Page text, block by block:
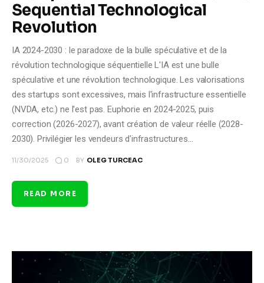
Sequential Technological
Revolution
IA 2024-2030 : le paradoxe de la bulle spéculative et de la
révolution technologique séquentielle L'IA est une bulle
spéculative et une révolution technologique. Les valorisations
des startups sont excessives, mais l'infrastructure essentielle
(NVDA, etc.) ne l'est pas. Euphorie en 2024-2025, puis
correction (2026-2027), avant création de valeur réelle (2028-
2030). Privilégier les vendeurs d'infrastructures…
11/30/2025 0 BY OLEG TURCEAC
READ MORE